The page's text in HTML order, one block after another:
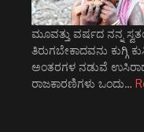
ಮೂವತ್ತು ವರ್ಷದ ನನ್ನ
ತಿರುಗಬೇಕಾದವನು
ಅಂತರಗಳ ನಡುವೆ
ರಾಜಕಾರಣಿಗಳು ಒಂದು…